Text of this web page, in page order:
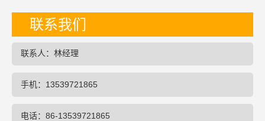
联系我们
联系人：林经理
手机：13539721865
电话：86-13539721865